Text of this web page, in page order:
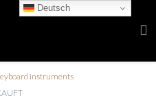
instruments
Deutsch